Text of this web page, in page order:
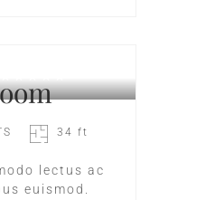
34 ft
lectus ac
euismod.